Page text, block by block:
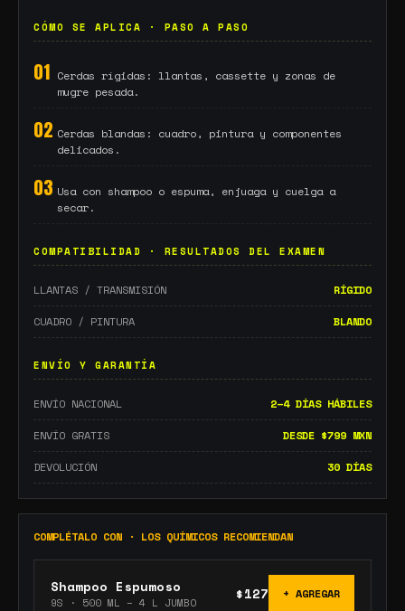
CÓMO SE APLICA · PASO A PASO
01 Cerdas rígidas: llantas, cassette y zonas de
mugre pesada.
02 Cerdas blandas: cuadro, pintura y componentes
delicados.
03 Usa con shampoo o espuma, enjuaga y cuelga a
secar.
COMPATIBILIDAD · RESULTADOS DEL EXAMEN
LLANTAS / TRANSMISIÓN RÍGIDO
CUADRO / PINTURA BLANDO
ENVÍO Y GARANTÍA
ENVÍO NACIONAL 2–4 DÍAS HÁBILES
ENVÍO GRATIS DESDE $799 MXN
DEVOLUCIÓN 30 DÍAS
COMPLÉTALO CON · LOS QUÍMICOS RECOMIENDAN
Shampoo Espumoso
9S · 500 ML – 4 L JUMBO $127 + AGREGAR